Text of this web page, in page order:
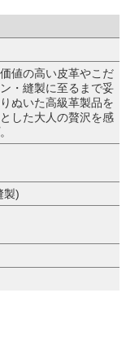
値の高い皮革やこだ
・縫製に至るまで妥
ぬいた高級革製品を
した大人の贅沢を感
製)